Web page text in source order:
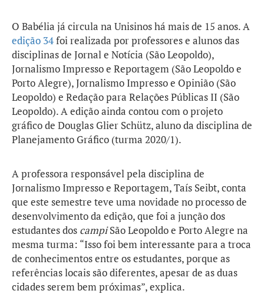
O Babélia já circula na Unisinos há mais de 15 anos. A
edição 34foi realizada por professores e alunos das
disciplinas de Jornal e Notícia (São Leopoldo),
Jornalismo Impresso e Reportagem (São Leopoldo e
Porto Alegre), Jornalismo Impresso e Opinião (São
Leopoldo) e Redação para Relações Públicas II (São
Leopoldo). A edição ainda contou com o projeto
gráfico de Douglas Glier Schütz, aluno da disciplina de
Planejamento Gráfico (turma 2020/1).
A professora responsável pela disciplina de
Jornalismo Impresso e Reportagem, Taís Seibt, conta
que este semestre teve uma novidade no processo de
desenvolvimento da edição, que foi a junção dos
estudantes dos campiSão Leopoldo e Porto Alegre na
mesma turma: “Isso foi bem interessante para a troca
de conhecimentos entre os estudantes, porque as
referências locais são diferentes, apesar de as duas
cidades serem bem próximas”, explica.